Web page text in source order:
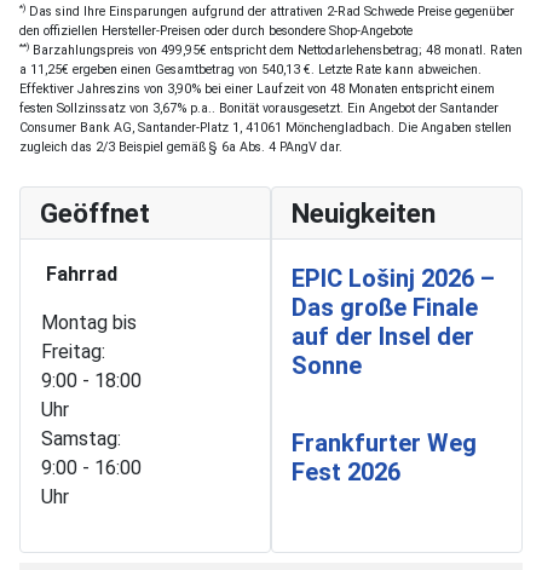
*) Das sind Ihre Einsparungen aufgrund der attrativen 2-Rad Schwede Preise gegenüber
den offiziellen Hersteller-Preisen oder durch besondere Shop-Angebote
**) Barzahlungspreis von 499,95€ entspricht dem Nettodarlehensbetrag; 48 monatl. Raten
a 11,25€ ergeben einen Gesamtbetrag von 540,13 €. Letzte Rate kann abweichen.
Effektiver Jahreszins von 3,90% bei einer Laufzeit von 48 Monaten entspricht einem
festen Sollzinssatz von 3,67% p.a.. Bonität vorausgesetzt. Ein Angebot der Santander
Consumer Bank AG, Santander-Platz 1, 41061 Mönchengladbach. Die Angaben stellen
zugleich das 2/3 Beispiel gemäß § 6a Abs. 4 PAngV dar.
Geöffnet
Fahrrad
Montag bis
Freitag:
9:00 - 18:00
Uhr
Samstag:
9:00 - 16:00
Uhr
Neuigkeiten
EPIC Lošinj 2026 –
Das große Finale
auf der Insel der
Sonne
Frankfurter Weg
Fest 2026